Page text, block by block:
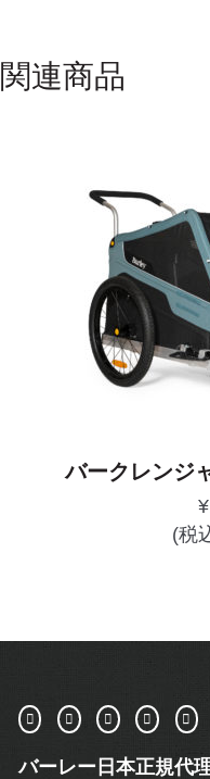
関連商品
バークレンジ
¥
(税
バーレー日本正規代